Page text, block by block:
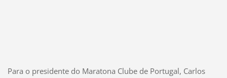
Para o presidente do Maratona Clube de Portugal, Carlos